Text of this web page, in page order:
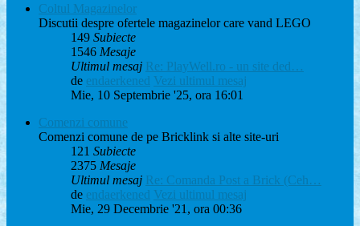
Coltul Magazinelor
Discutii despre ofertele magazinelor care vand LEGO
149 Subiecte
1546 Mesaje
Ultimul mesaj Re: PlayWell.ro - un site ded…
de endaerkened Vezi ultimul mesaj
Mie, 10 Septembrie '25, ora 16:01
Comenzi comune
Comenzi comune de pe Bricklink si alte site-uri
121 Subiecte
2375 Mesaje
Ultimul mesaj Re: Comanda Post a Brick (Ceh…
de endaerkened Vezi ultimul mesaj
Mie, 29 Decembrie '21, ora 00:36